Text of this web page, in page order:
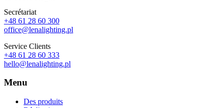
Secrétariat
+48 61 28 60 300
office@lenalighting.pl
Service Clients
+48 61 28 60 333
hello@lenalighting.pl
Menu
Des produits